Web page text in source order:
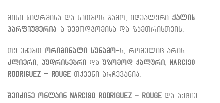
მისი სიღრმისა და სითბოს გამო, იდეალური ქალის
პარფიუმერია-ა შემოდგომისა და ზამთრისთვის.
თუ ეძებთ ორიგინალი სუნამო -ს, რომელიც არის
ძლიერი
პუდრისებრი და უზომოდ ქალური
Narciso
Rodriguez – Rouge თქვენი არჩევანია.
შეიძინე ონლაინ Narciso Rodriguez – Rouge და აქციე